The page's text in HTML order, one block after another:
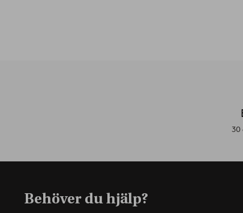
30
Behöver du hjälp?